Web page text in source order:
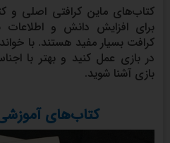
کتاب‌های ماین کرافتی اصلی و
برای افزایش دانش و اطلاعات
کرافت بسیار مفید هستند. با
در بازی عمل کنید و بهتر با
بازی آشنا شوید.
کتاب‌های